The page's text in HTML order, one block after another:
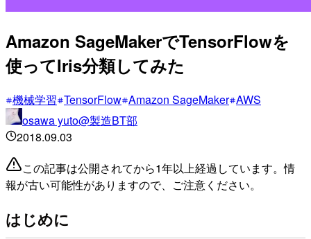
Amazon SageMakerでTensorFlowを
使ってIris分類してみた
機械学習 TensorFlow Amazon SageMaker AWS
osawa yuto@製造BT部
2018.09.03
この記事は公開されてから1年以上経過しています。情
報が古い可能性がありますので、ご注意ください。
はじめに